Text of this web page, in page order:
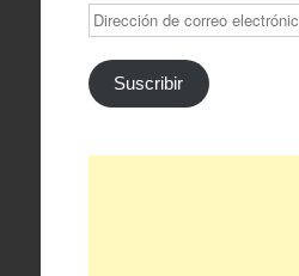
Dirección
de
correo
electrónico
Suscribir